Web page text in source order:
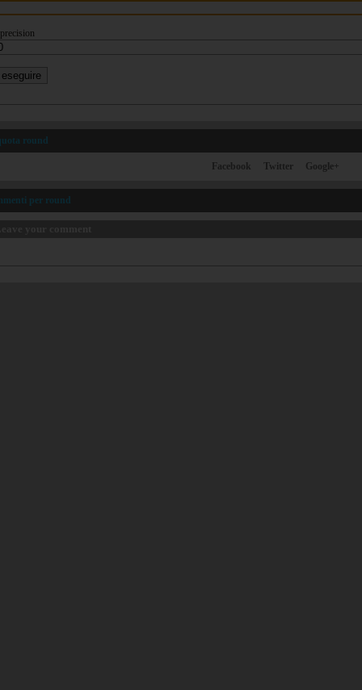
round
Facebook Twitter Google+
per round